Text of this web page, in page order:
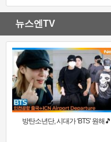
뉴스엔TV
방탄소년단, 시대가 ‘BTS’ 원해🎵 ..